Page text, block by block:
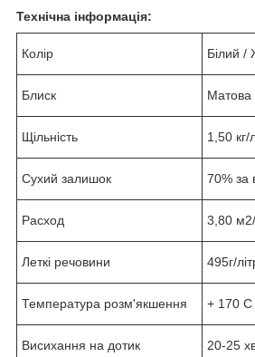
Технічна інформація:
Колір Білий /
Блиск Матова
Щільність 1,50 кг/
Сухий залишок 70% за
Расход 3,80
Леткі речовини 495г/
Температура розм'якшення + 170 С
Висихання на дотик 20-25